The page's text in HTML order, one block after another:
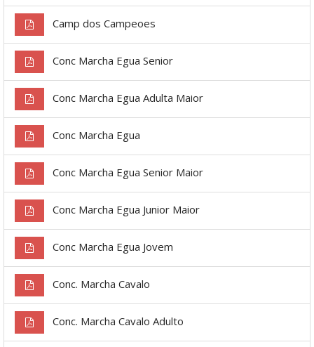
Camp dos Campeoes
Conc Marcha Egua Senior
Conc Marcha Egua Adulta Maior
Conc Marcha Egua
Conc Marcha Egua Senior Maior
Conc Marcha Egua Junior Maior
Conc Marcha Egua Jovem
Conc. Marcha Cavalo
Conc. Marcha Cavalo Adulto